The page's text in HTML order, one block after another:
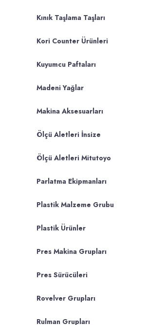
Kınık Taşlama Taşları
Kori Counter Ürünleri
Kuyumcu Paftaları
Madeni Yağlar
Makina Aksesuarları
Ölçü Aletleri İnsize
Ölçü Aletleri Mitutoyo
Parlatma Ekipmanları
Plastik Malzeme Grubu
Plastik Ürünler
Pres Makina Grupları
Pres Sürücüleri
Rovelver Grupları
Rulman Grupları